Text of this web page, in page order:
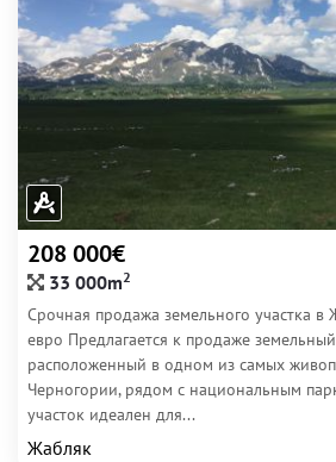
208 000€
33 000m2
Срочная продажа земельного участка
евро Предлагается к продаже
расположенный в одном из самых
Черногории, рядом с национальным
участок идеален для...
Жабляк